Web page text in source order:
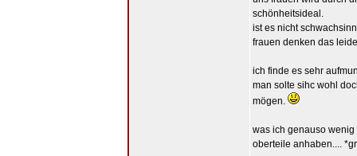
schönheitsideal.
ist es nicht
frauen denken das
ich finde es sehr
man solte sihc wohl
mögen.
was ich genauso
oberteile anhaben....